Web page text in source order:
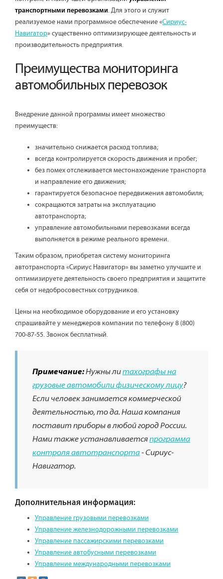
транспортными перевозками. Для этого и служит
реализуемое нами программное обеспечение «Сириус-
Навигатор» существенно оптимизирующее деятельность и
производительность предприятия.
Преимущества мониторинга
автомобильных перевозок
Внедрение данной программы имеет множество
преимуществ:
значительно снижается расход топлива;
всегда контролируется скорость движения и пробег;
без помех отслеживается местонахождение транспорта
и направление его движения;
гарантируется безопасное передвижения автомобиля;
сокращаются затраты на эксплуатацию
автотранспорта;
управление автомобильными перевозками всегда
выполняется в режиме реального времени.
Таким образом, приобретая систему мониторинга
автотранспорта «Сириус Навигатор» вы заметно улучшите и
оптимизируете деятельность своего предприятия и защитите
себя от недобросовестных сотрудников.
Цены на необходимое оборудование и его установку
спрашивайте у менеджеров компании по телефону 8 (800)
700-87-55. Звонок бесплатный.
Примечание:Нужны литахографы на
грузовые автомобили физическому лицу?
Если человек занимается коммерческой
деятельностью, то да. Наша компания
поставит приборы в любой город России.
Нами также устанавливаетсяпрограмма
контроля автотранспорта- Сириус-
Навигатор.
Дополнительная информация:
Управление грузовыми перевозками
Управление железнодорожными перевозками
Управление пассажирскими перевозками
Управление автобусными перевозками
Управление международными перевозками